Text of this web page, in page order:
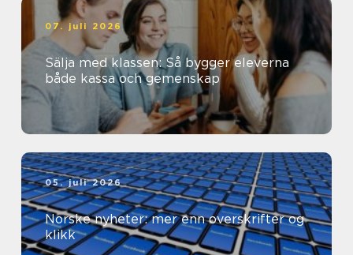
07. juli 2026
Sälja med klassen: Så bygger eleverna
både kassa och gemenskap
05. juli 2026
Norske nyheter: mer enn overskrifter og
klikk